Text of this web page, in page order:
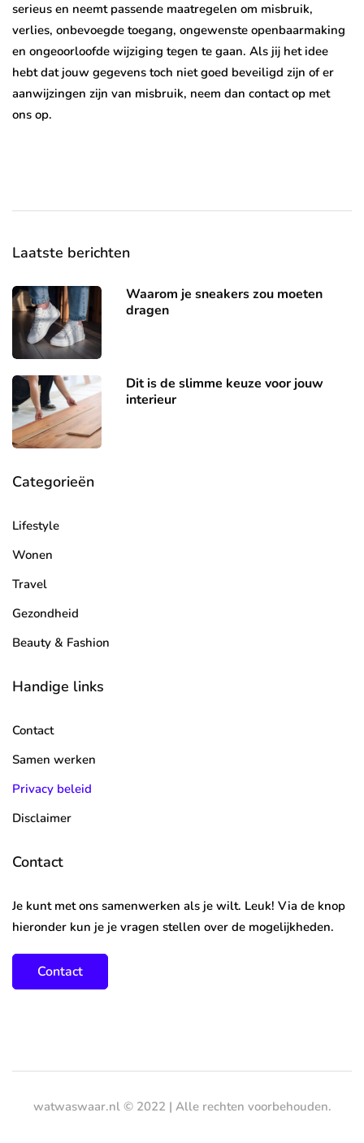
serieus en neemt passende maatregelen om misbruik,
verlies, onbevoegde toegang, ongewenste openbaarmaking
en ongeoorloofde wijziging tegen te gaan. Als jij het idee
hebt dat jouw gegevens toch niet goed beveiligd zijn of er
aanwijzingen zijn van misbruik, neem dan contact op met
ons op.
Laatste berichten
Waarom je sneakers zou moeten
dragen
Dit is de slimme keuze voor jouw
interieur
Categorieën
Lifestyle
Wonen
Travel
Gezondheid
Beauty & Fashion
Handige links
Contact
Samen werken
Privacy beleid
Disclaimer
Contact
Je kunt met ons samenwerken als je wilt. Leuk! Via de knop
hieronder kun je je vragen stellen over de mogelijkheden.
Contact
watwaswaar.nl © 2022 | Alle rechten voorbehouden.